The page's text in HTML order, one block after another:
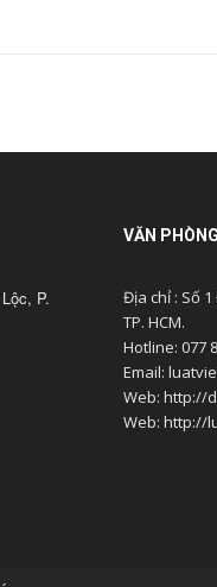
P.
VĂN
Địa chỉ : Số 1
TP. HCM.
Hotline: 077
Email:
Web: http://
Web: http://